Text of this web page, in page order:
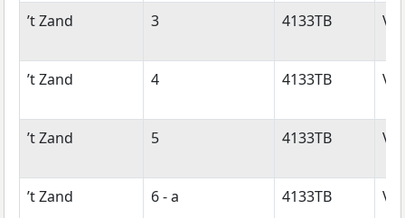
’t Zand 3 4133TB
’t Zand 4 4133TB
’t Zand 5 4133TB
’t Zand 6 - a 4133TB